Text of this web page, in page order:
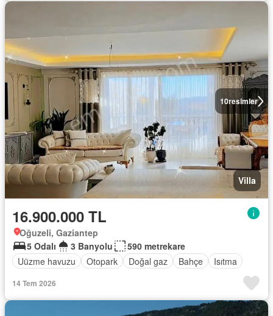
10resimler
Villa
16.900.000 TL
Oğuzeli, Gaziantep
5 Odalı
3 Banyolu
590 metrekare
Uüzme havuzu
Otopark Doğal gaz Bahçe Isıtma
14 Tem 2026